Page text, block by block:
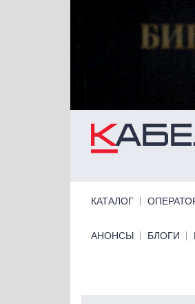
КАТАЛОГ
Primary links bottom
АНОНСЫ БЛОГИ